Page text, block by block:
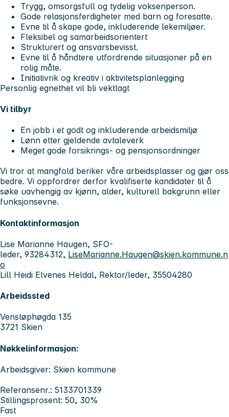
Trygg, omsorgsfull og tydelig voksenperson.
Gode relasjonsferdigheter med barn og foresatte.
Evne til å skape gode, inkluderende lekemiljøer.
Fleksibel og samarbeidsorientert
Strukturert og ansvarsbevisst.
Evne til å håndtere utfordrende situasjoner på en
rolig måte.
Initiativrik og kreativ i aktivitetsplanlegging
Personlig egnethet vil bli vektlagt
Vi tilbyr
En jobb i et godt og inkluderende arbeidsmiljø
Lønn etter gjeldende avtaleverk
Meget gode forsikrings- og pensjonsordninger
Vi tror at mangfold beriker våre arbeidsplasser og gjør oss
bedre. Vi oppfordrer derfor kvalifiserte kandidater til å
søke uavhengig av kjønn, alder, kulturell bakgrunn eller
funksjonsevne.
Kontaktinformasjon
Lise Marianne Haugen, SFO-
leder, 93284312, LiseMarianne.Haugen@skien.kommune.n
o
Lill Heidi Elvenes Heldal, Rektor/leder, 35504280
Arbeidssted
Venstøphøgda 135
3721 Skien
Nøkkelinformasjon:
Arbeidsgiver: Skien kommune
Referansenr.: 5133701339
Stillingsprosent: 50, 30%
Fast